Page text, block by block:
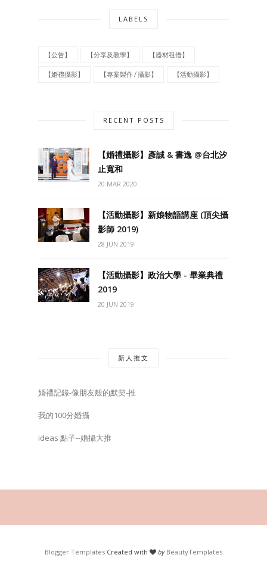
LABELS
【公告】 【分享及教學】 【器材租借】
【婚禮攝影】 【專案製作 / 攝影】 【活動攝影】
RECENT POSTS
【婚禮攝影】彥誠 & 書逸 @台北汐
止寬和
20 MAR 2020
【活動攝影】新娘物語講座 (頂尖攝
影師 2019)
28 JUN 2019
【活動攝影】政治大學 - 畢業典禮
2019
20 JUN 2019
新人推文
婚禮記錄-像朋友般的默契-推
我的100分婚攝
ideas 點子--婚攝大推
Blogger Templates Created with by BeautyTemplates